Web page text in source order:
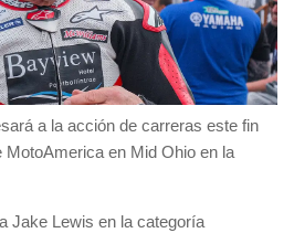
a la acción de carreras este fin
MotoAmerica en Mid Ohio en la
Jake Lewis en la categoría